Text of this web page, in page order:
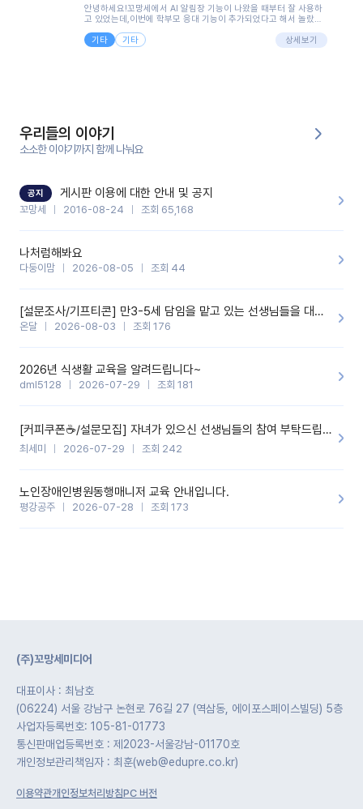
면..)그리고 제가 신입 때 이게 있었더라면 ㅜㅜㅜㅜ?응대 팁이 정말
좋은거 같아요지금은 그래도 아이들이 잘 이해 되지만초임 때는 정
말 어려워서 항상다른 선생님들께 도움을 요청했었거든요..ㅠ*일지
쓸 때도 좀 도움이 되는 거 같아요!
안녕하세요!꼬망세에서 AI 알림장 기능이 나왔을 때부터 잘 사용하
고 있었는데,이번에 학부모 응대 기능이 추가되었다고 해서 놀랐습
님 응대에 더 많은 부담을 느끼고 있습니다 ㅠㅠ이번에 제가 원에서
겪은 일과 학부모님께 전달드렸던 내용을 함께 보시고,저와 비슷한
을 많이 하는데,꼬망봇 덕분에 고민하는 시간을 줄이고 학부모님을
안심시킬 수 있었습니다.이 부분은 꼬망봇이 추가로 알려준 응대 tip
입니다.학부모님께 전화를 드리기 전에, 내용을 숙지하여 좀 더 전문
성 있는 교사가 되어 대화를 나눌 수 있었습니다.꼬망세 AI학부모 응
기능을 개발해 주셔서 감사합니다.
기타 기타 상세보기
우리들의 이야기
소소한 이야기까지 함께 나눠요
공지 게시판 이용에 대한 안내 및 공지
꼬망세 2016-08-24 조회 65,168
나처럼해봐요
다둥이맘 2026-08-05 조회 44
[설문조사/기프티콘] 만3-5세 담임을 맡고 있는 선생님들을 대상으로 설문조사를 합니다!
온달 2026-08-03 조회 176
2026년 식생활 교육을 알려드립니다~
dml5128 2026-07-29 조회 181
[커피쿠폰☕️/설문모집] 자녀가 있으신 선생님들의 참여 부탁드립니다!!
최세미 2026-07-29 조회 242
노인장애인병원동행매니저 교육 안내입니다.
평강공주 2026-07-28 조회 173
(주)꼬망세미디어
대표이사 : 최남호
(06224) 서울 강남구 논현로 76길 27 (역삼동, 에이포스페이스빌딩) 5층
사업자등록번호: 105-81-01773
통신판매업등록번호 : 제2023-서울강남-01170호
개인정보관리책임자 : 최훈(web@edupre.co.kr)
이용약관개인정보처리방침PC 버전